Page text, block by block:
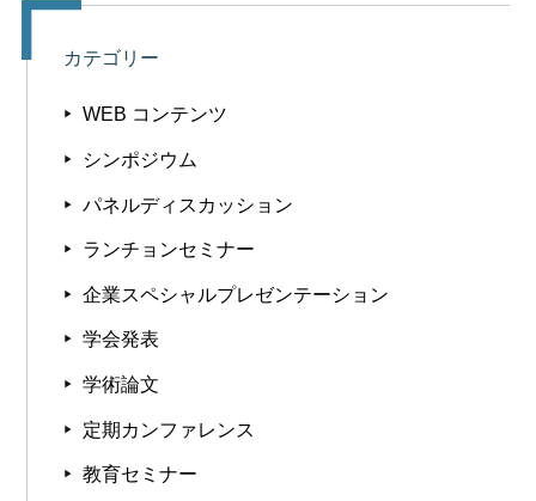
カテゴリー
WEB コンテンツ
シンポジウム
パネルディスカッション
ランチョンセミナー
企業スペシャルプレゼンテーション
学会発表
学術論文
定期カンファレンス
教育セミナー